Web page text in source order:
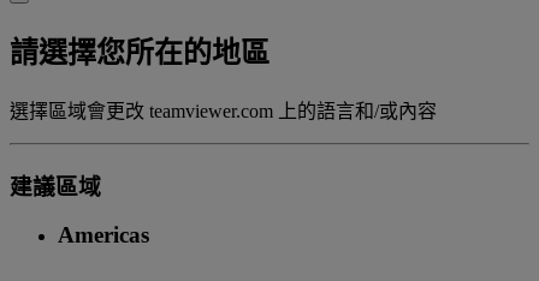
請選擇您所在的地區
選擇區域會更改 teamviewer.com 上的語言和/或內容
建議區域
Americas